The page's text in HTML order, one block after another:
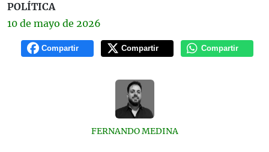
POLÍTICA
10 de mayo de 2026
Compartir Compartir Compartir
FERNANDO MEDINA